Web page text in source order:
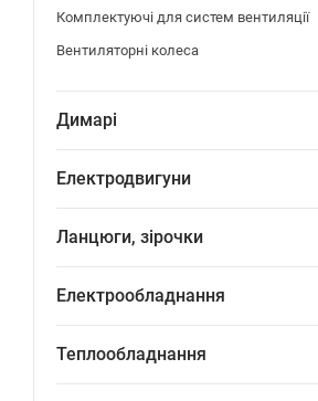
Комплектуючі для систем вентиляції
Вентиляторні колеса
Димарі
Електродвигуни
Ланцюги, зірочки
Електрообладнання
Теплообладнання